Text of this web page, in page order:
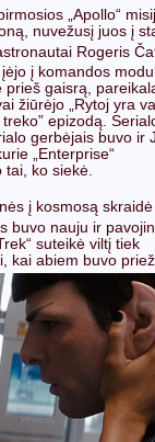
„Apollo“
nuvežusį juos į
Rogeris
įėjo į komandos
prieš gaisrą,
žiūrėjo „Rytoj yra
epizodą.
gerbėjais buvo ir
„Enterprise“
ko siekė.
į kosmosą
buvo nauju ir
suteikė viltį tiek
kai abiem buvo